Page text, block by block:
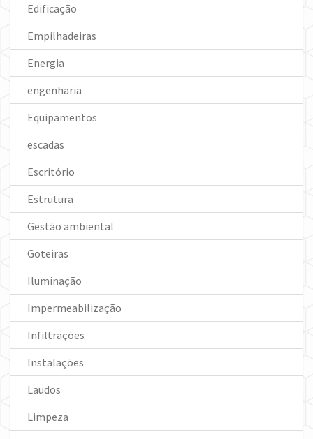
Edificação
Empilhadeiras
Energia
engenharia
Equipamentos
escadas
Escritório
Estrutura
Gestão ambiental
Goteiras
Iluminação
Impermeabilização
Infiltrações
Instalações
Laudos
Limpeza